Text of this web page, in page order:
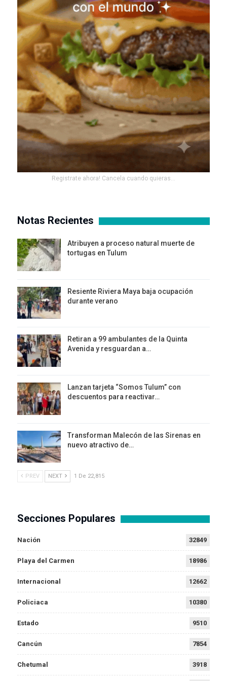
Registrate ahora! Cancela cuando quieras...
Notas Recientes
Atribuyen a proceso natural muerte de
tortugas en Tulum
Resiente Riviera Maya baja ocupación
durante verano
Retiran a 99 ambulantes de la Quinta
Avenida y resguardan a…
Lanzan tarjeta “Somos Tulum” con
descuentos para reactivar…
Transforman Malecón de las Sirenas en
nuevo atractivo de…
PREV NEXT 1 De 22,815
Secciones Populares
Nación 32849
Playa del Carmen 18986
Internacional 12662
Policiaca 10380
Estado 9510
Cancún 7854
Chetumal 3918